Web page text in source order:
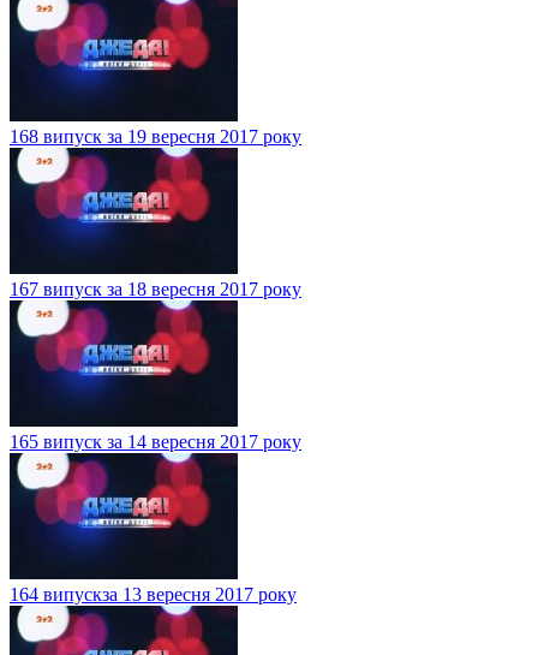
168 випуск за 19 вересня 2017 року
167 випуск за 18 вересня 2017 року
165 випуск за 14 вересня 2017 року
164 випускза 13 вересня 2017 року